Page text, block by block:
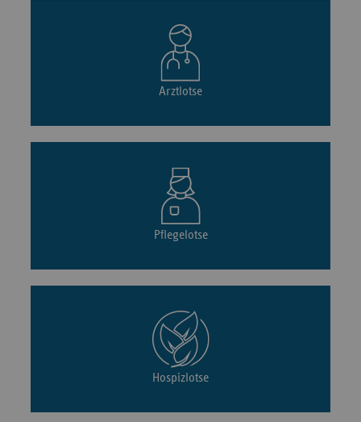
Arztlotse
Pflegelotse
Hospizlotse